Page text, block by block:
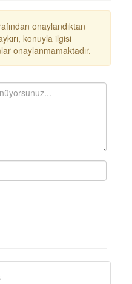
onaylandıktan
konuyla ilgisi
onaylanmamaktadır.